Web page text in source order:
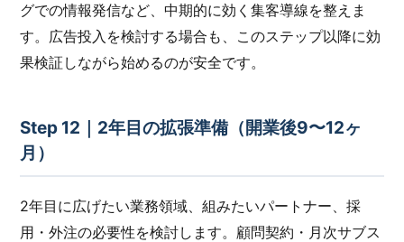
グでの情報発信など、中期的に効く集客導線を整えま
す。広告投入を検討する場合も、このステップ以降に効
果検証しながら始めるのが安全です。
Step 12｜2年目の拡張準備（開業後9〜12ヶ
月）
2年目に広げたい業務領域、組みたいパートナー、採
用・外注の必要性を検討します。顧問契約・月次サブス